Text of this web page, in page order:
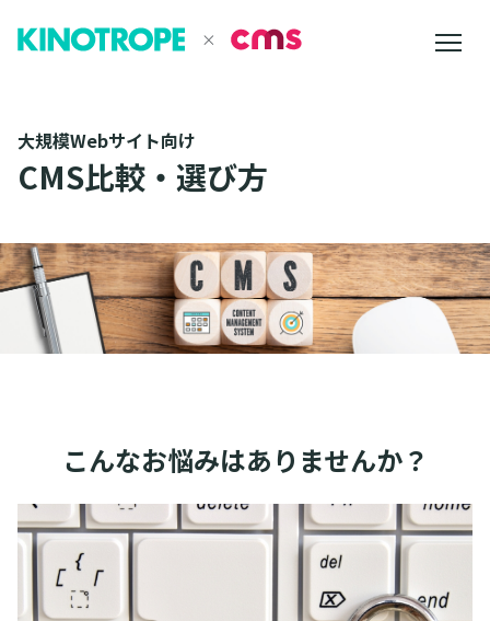
大規模Webサイト向け
CMS比較・選び方
こんなお悩みはありませんか？